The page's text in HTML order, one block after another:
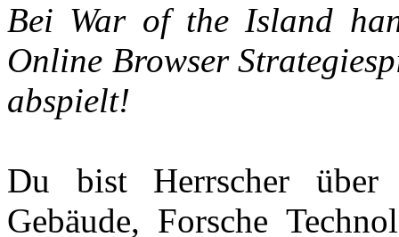
Bei War of the Island
Online Browser
abspielt!
Du bist Herrscher über
Gebäude, Forsche